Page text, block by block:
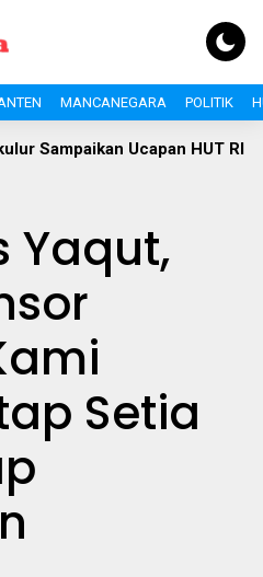
MANCANEGARA POLITIK
Ucapan HUT RI ke-81,
Yaqut,
Setia